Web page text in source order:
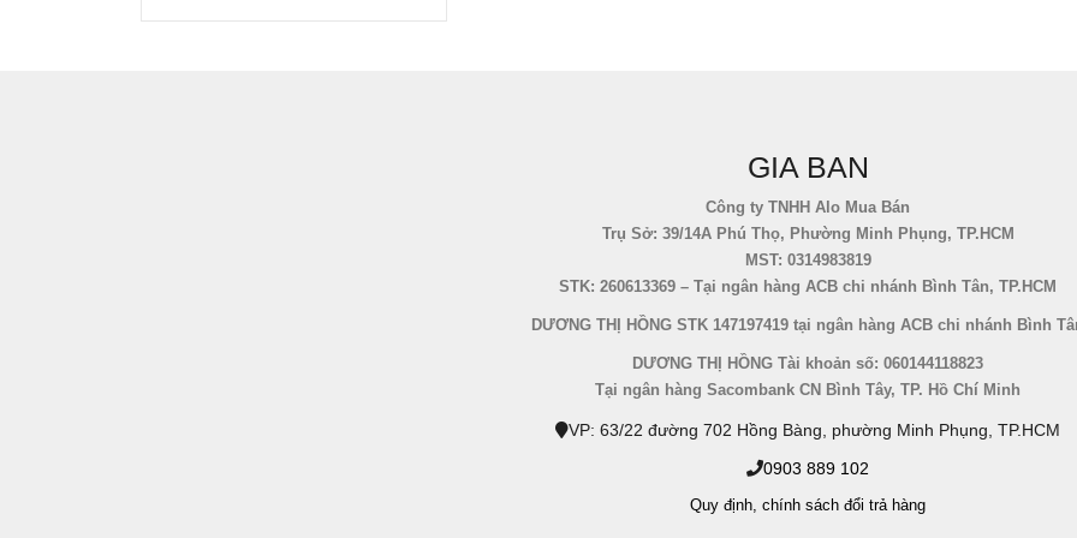
GIA BAN
Công ty TNHH Alo Mua Bán
Trụ Sở: 39/14A Phú Thọ, Phường Minh Phụng, TP.HCM
MST: 0314983819
STK: 260613369 – Tại ngân hàng ACB chi nhánh Bình Tân, TP.HCM
DƯƠNG THỊ HỒNG STK 147197419 tại ngân hàng ACB chi nhánh Bình
DƯƠNG THỊ HỒNG Tài khoản số: 060144118823
Tại ngân hàng Sacombank CN Bình Tây, TP. Hồ Chí Minh
VP: 63/22 đường 702 Hồng Bàng, phường Minh Phụng, TP.HCM
0903 889 102
Quy định, chính sách đổi trả hàng